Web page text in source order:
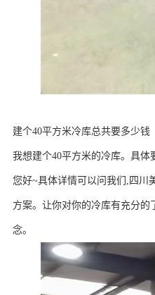
建个40平方米冷库总共要多少钱
我想建个40平方米的冷库。具
您好~具体详情可以问我们,四川
方案。让你对你的冷库有充分
念。